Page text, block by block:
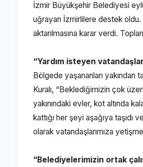
İzmir Büyükşehir Belediyesi
uğrayan İzmirlilere destek oldu.
aktarılmasına karar verdi.
“Yardım isteyen
Bölgede yaşananları
Kuralı, “Beklediğimizin çok
yakınındaki evler, kot altında
kattığı her şeyi aşağıya
olarak vatandaşlarımıza
“Belediyelerimizin ortak